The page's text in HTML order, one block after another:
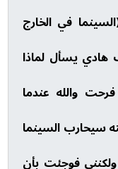
عنوان (السينما في الخارج
هادي يسأل لماذا
والله عندما
سيحارب السينما
فوجئت بأن